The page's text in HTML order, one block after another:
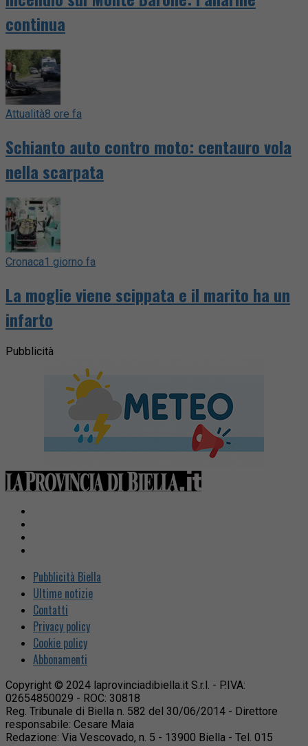
continua
Attualità8 ore fa
Schianto auto contro moto: centauro vola
nella scarpata
Cronaca1 giorno fa
La moglie viene scippata e il marito ha un
infarto
Pubblicità
Pubblicità Biella
Ultime notizie
Contatti
Privacy policy
Cookie policy
Abbonamenti
Copyright © 2024 laprovinciadibiella.it S.r.l. - P.IVA:
02654850029 - ROC: 30818
Reg. Tribunale di Biella n. 582 del 30/06/2014 - Direttore
responsabile: Cesare Maia
Redazione: Via Vescovado, n. 5 - 13900 Biella - Tel. 015